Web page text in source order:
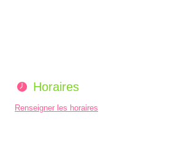
Horaires
Renseigner les horaires